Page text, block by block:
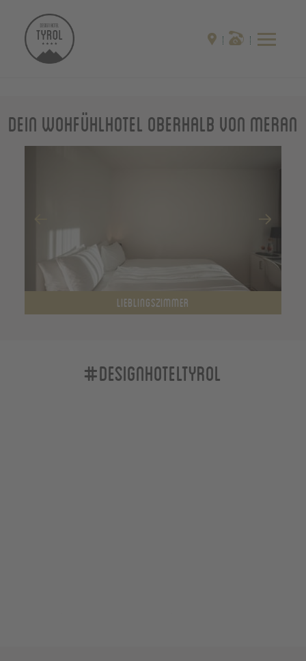
Dein Wohfühlhotel oberhalb von Meran
LIEBLINGSZIMMER
#designhoteltyrol